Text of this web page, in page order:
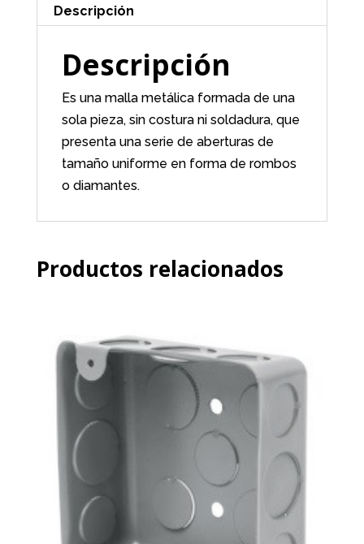
Descripción
Descripción
Es una malla metálica formada de una
sola pieza, sin costura ni soldadura, que
presenta una serie de aberturas de
tamaño uniforme en forma de rombos
o diamantes.
Productos relacionados